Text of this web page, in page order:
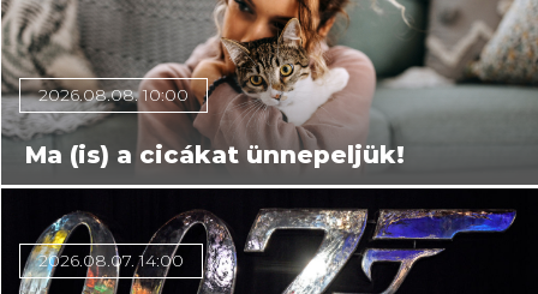
2026.08.08. 10:00
Ma (is) a cicákat ünnepeljük!
2026.08.07. 14:00